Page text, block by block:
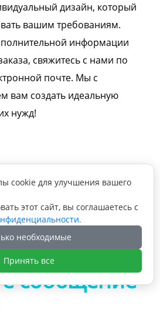
дизайн, который
вашим требованиям.
информации
свяжитесь с нами по
почте. Мы с
вам создать идеальную
нужд!
коробка
бутылок с напитками,
подарочная коробка с
окном
палочек.
коробки с

сообщение
cookie для улучшения вашего
этот сайт, вы соглашаетесь с
необходимые
Принять все